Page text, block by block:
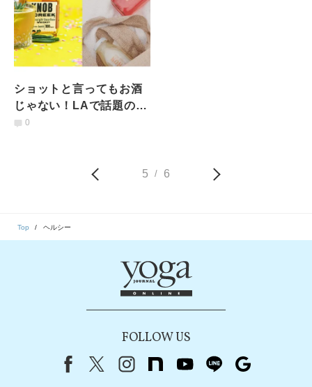
ショットと言ってもお酒
じゃない！LAで話題の自
然派ドリンク
0
5 / 6
Top ヘルシー
FOLLOW US
FacebookX（旧Twitter）
instagram
note youtubeline